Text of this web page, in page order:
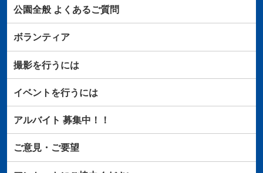
公園全般よくあるご質問
ボランティア
撮影を行うには
イベントを行うには
アルバイト 募集中！！
ご意見・ご要望